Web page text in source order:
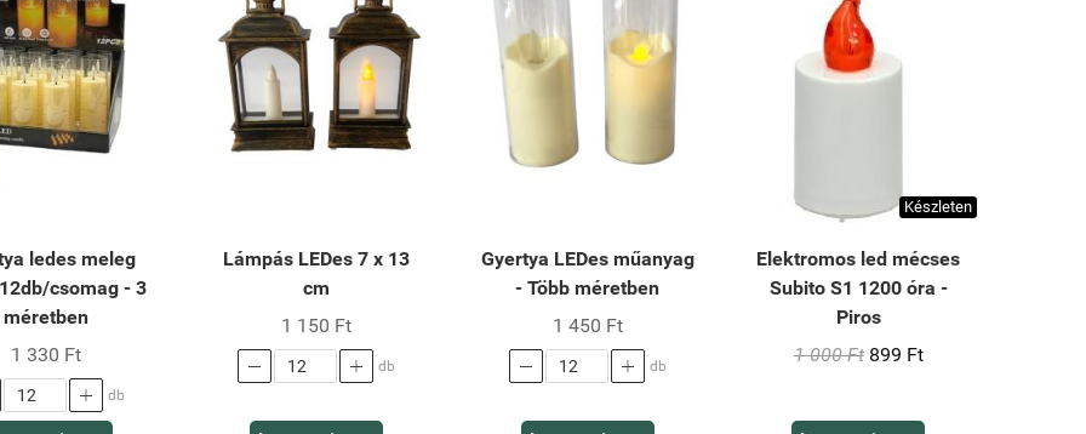
ledes meleg
csomag - 3
méretben
1 330 Ft
 db
Lámpás LEDes 7 x 13
cm
1 150 Ft
  db
Gyertya LEDes műanyag
- Több méretben
1 450 Ft
  db
Készleten
Elektromos led mécses
Subito S1 1200 óra -
Piros
1 000 Ft 899 Ft